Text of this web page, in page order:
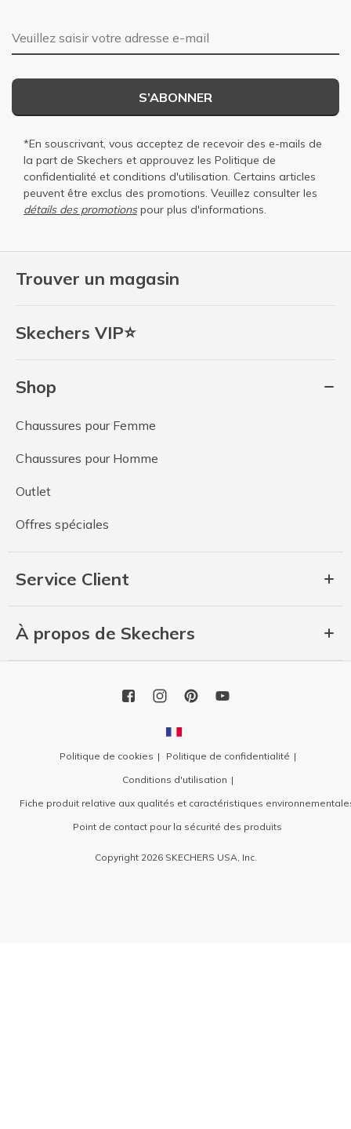
Trouver un magasin
Skechers VIP⭐
Shop
Chaussures pour Femme
Chaussures pour Homme
Outlet
Offres spéciales
Service Client
À propos de Skechers
Adresse e-mail
S’ABONNER
*En souscrivant, vous acceptez de recevoir des e-mails de
la part de Skechers et approuvez les Politique de
confidentialité et conditions d'utilisation. Certains articles
peuvent être exclus des promotions. Veuillez consulter les
détails des promotionspour plus d'informations.
Politique de cookies
Politique de confidentialité
Conditions d'utilisation
Fiche produit relative aux qualités et caractéristiques
Point de contact pour la sécurité des produits
Copyright 2026 SKECHERS USA, Inc.